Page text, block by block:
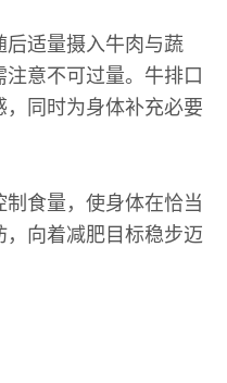
后适量摄入牛肉与蔬
意不可过量。牛排口
同时为身体补充必要
食量，使身体在恰当
向着减肥目标稳步迈